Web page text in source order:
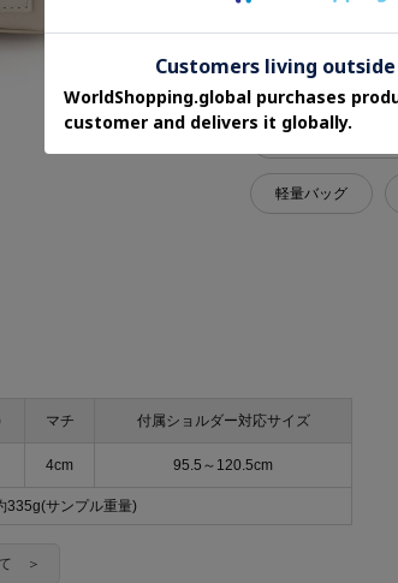
関連タグ
Xmasギフト
軽量バッグ
マチ 付属ショルダー対応サイズ
4cm 95.5～120.5cm
335g(サンプル重量)
て ＞